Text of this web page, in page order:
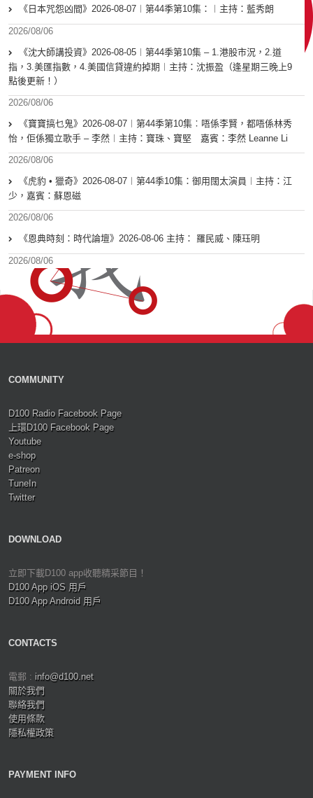
《日本咒怨凶間》2026-08-07︱第44季第10集：︱主持：藍秀朗
2026/08/06
《沈大師講投資》2026-08-05︱第44季第10集 – 1.港股市況，2.道
指，3.美匯指數，4.美國信貸違約掉期︱主持：沈振盈（逢星期三晚上9
點後更新！）
2026/08/06
《寶寶搞乜鬼》2026-08-07︱第44季第10集︰唔係李賢，都唔係林秀
怡，佢係獨立歌手 – 李然︱主持：寶珠、寶堅 嘉賓：李然 Leanne Li
2026/08/06
《虎豹 • 獵奇》2026-08-07︱第44季10集：御用闊太演員︱主持：江
少，嘉賓：蘇恩磁
2026/08/06
《恩典時刻：時代論壇》2026-08-06 主持： 羅民威、陳珏明
2026/08/06
COMMUNITY
D100 Radio Facebook Page
上環D100 Facebook Page
Youtube
e-shop
Patreon
TuneIn
Twitter
DOWNLOAD
立即下載D100 app收聽精采節目！
D100 App iOS 用戶
D100 App Android 用戶
CONTACTS
電郵 : info@d100.net
關於我們
聯絡我們
使用條款
隱私權政策
PAYMENT INFO